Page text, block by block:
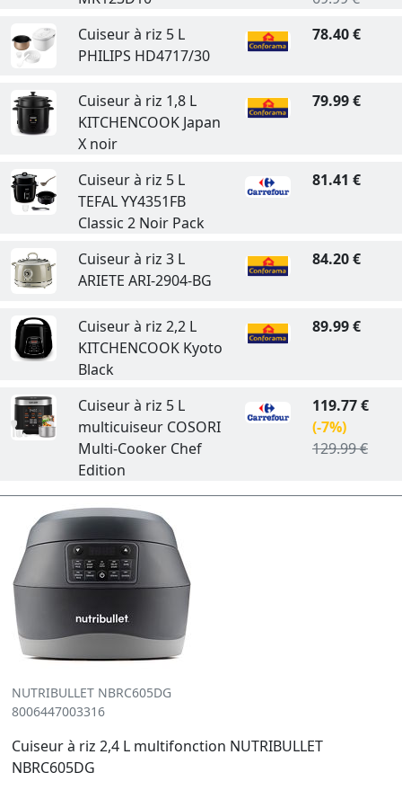
Cuiseur à riz 5 L
PHILIPS HD4717/30
78.40 €
Cuiseur à riz 1,8 L
KITCHENCOOK Japan
X noir
79.99 €
Cuiseur à riz 5 L
TEFAL YY4351FB
Classic 2 Noir Pack
81.41 €
Cuiseur à riz 3 L
ARIETE ARI-2904-BG
84.20 €
Cuiseur à riz 2,2 L
KITCHENCOOK Kyoto
Black
89.99 €
Cuiseur à riz 5 L
multicuiseur COSORI
Multi-Cooker Chef
Edition
119.77 €
(-7%)
129.99 €
NUTRIBULLET NBRC605DG
8006447003316
Cuiseur à riz 2,4 L multifonction NUTRIBULLET
NBRC605DG